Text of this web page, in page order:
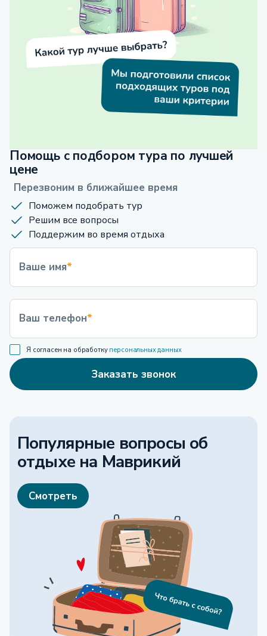
Помощь с подбором тура по лучшей
цене
Перезвоним в ближайшее время
Поможем подобрать тур
Решим все вопросы
Поддержим во время отдыха
Ваше имя*
Ваш телефон*
Я согласен на обработку персональных данных
Заказать звонок
Популярные вопросы об
отдыхе на Маврикий
Смотреть